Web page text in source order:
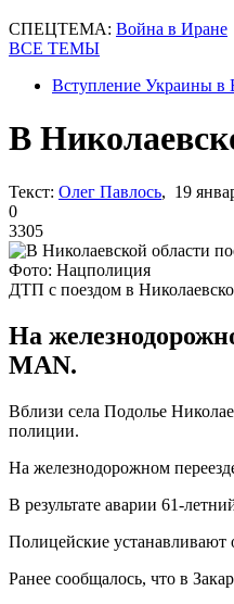
СПЕЦТЕМА: Война в Иране
ВСЕ ТЕМЫ
Вступление Украины в
В
Текст: Олег Павлось, 19
0
3305
Фото: Нацполиция
ДТП с поездом в
На
MAN.
Вблизи села Подолье
полиции.
На железнодорожном
В результате аварии 61-
Полицейские устанавливают
Ранее сообщалось, что в